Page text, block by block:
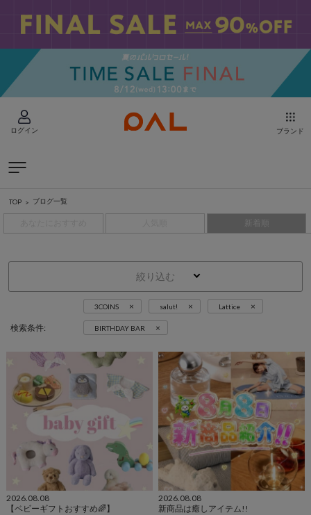
ログイン ブランド
TOP ブログ一覧
絞り込む
検索条件:
3COINS × salut! × Lattice ×
BIRTHDAY BAR ×
2026.08.08
【ベビーギフトおすすめ🌈】
2026.08.08
新商品は癒しアイテム!!